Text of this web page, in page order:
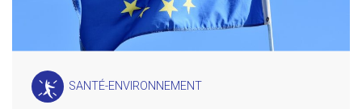
SANTÉ-ENVIRONNEMENT